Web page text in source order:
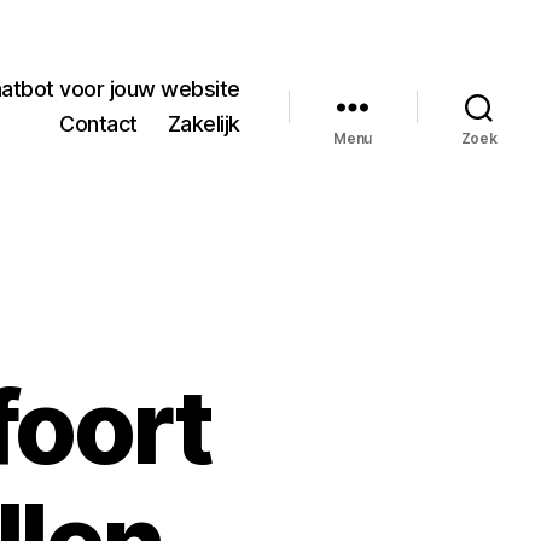
voor jouw website
Contact
Zakelijk
Menu Zoek